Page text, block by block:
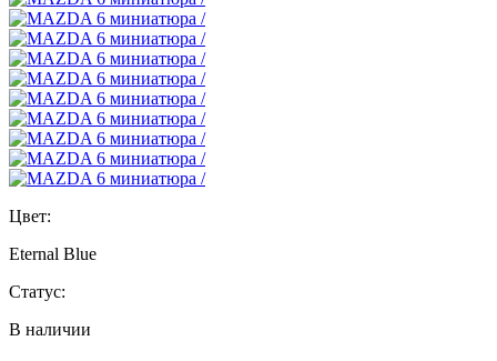
Цвет:
Eternal Blue
Статус:
В наличии